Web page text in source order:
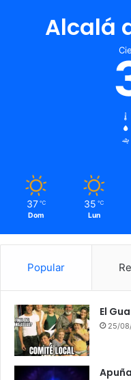
Alcalá
37 ℃
Dom
35 ℃
Lun
Popular
El
25/